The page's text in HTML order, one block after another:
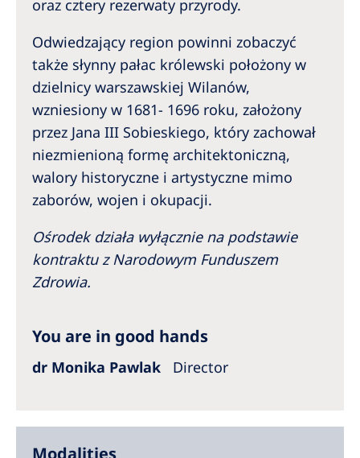
oraz cztery rezerwaty przyrody.
Odwiedzający region powinni zobaczyć
także słynny pałac królewski położony w
dzielnicy warszawskiej Wilanów,
wzniesiony w 1681- 1696 roku, założony
przez Jana III Sobieskiego, który zachował
niezmienioną formę architektoniczną,
walory historyczne i artystyczne mimo
zaborów, wojen i okupacji.
Ośrodek działa wyłącznie na podstawie
kontraktu z Narodowym Funduszem
Zdrowia.
You are in good hands
dr Monika Pawlak Director
Modalities